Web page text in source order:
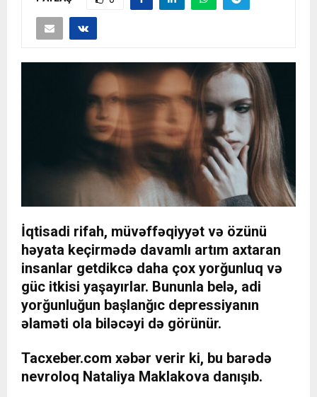
İqtisadi rifah, müvəffəqiyyət və özünü
həyata keçirmədə davamlı artım axtaran
insanlar getdikcə daha çox yorğunluq və
güc itkisi yaşayırlar. Bununla belə, adi
yorğunluğun başlanğıc depressiyanın
əlaməti ola biləcəyi də görünür.
Tacxeber.com xəbər verir ki, bu barədə
nevroloq Nataliya Maklakova danışıb.